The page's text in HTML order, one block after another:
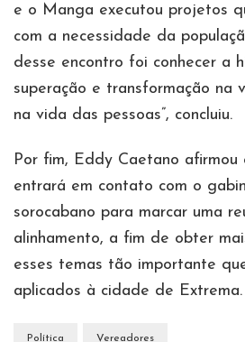
e o Manga executou projetos
com a necessidade da
desse encontro foi conhecer a
superação e transformação na
na vida das pessoas”, concluiu.
Por fim, Eddy Caetano afirmou
entrará em contato com o
sorocabano para marcar uma
alinhamento, a fim de obter
esses temas tão importante
aplicados à cidade de Extrema.
Política Vereadores